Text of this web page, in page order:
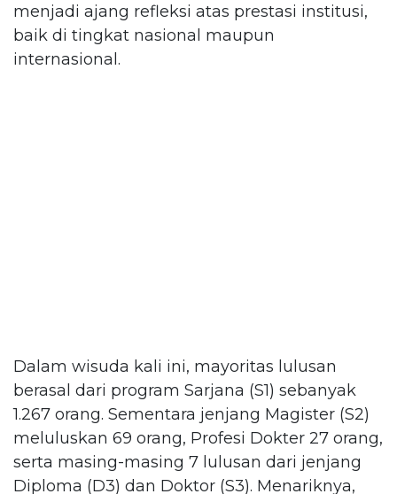
menjadi ajang refleksi atas prestasi institusi,
baik di tingkat nasional maupun
internasional.
Dalam wisuda kali ini, mayoritas lulusan
berasal dari program Sarjana (S1) sebanyak
1.267 orang. Sementara jenjang Magister (S2)
meluluskan 69 orang, Profesi Dokter 27 orang,
serta masing-masing 7 lulusan dari jenjang
Diploma (D3) dan Doktor (S3). Menariknya,